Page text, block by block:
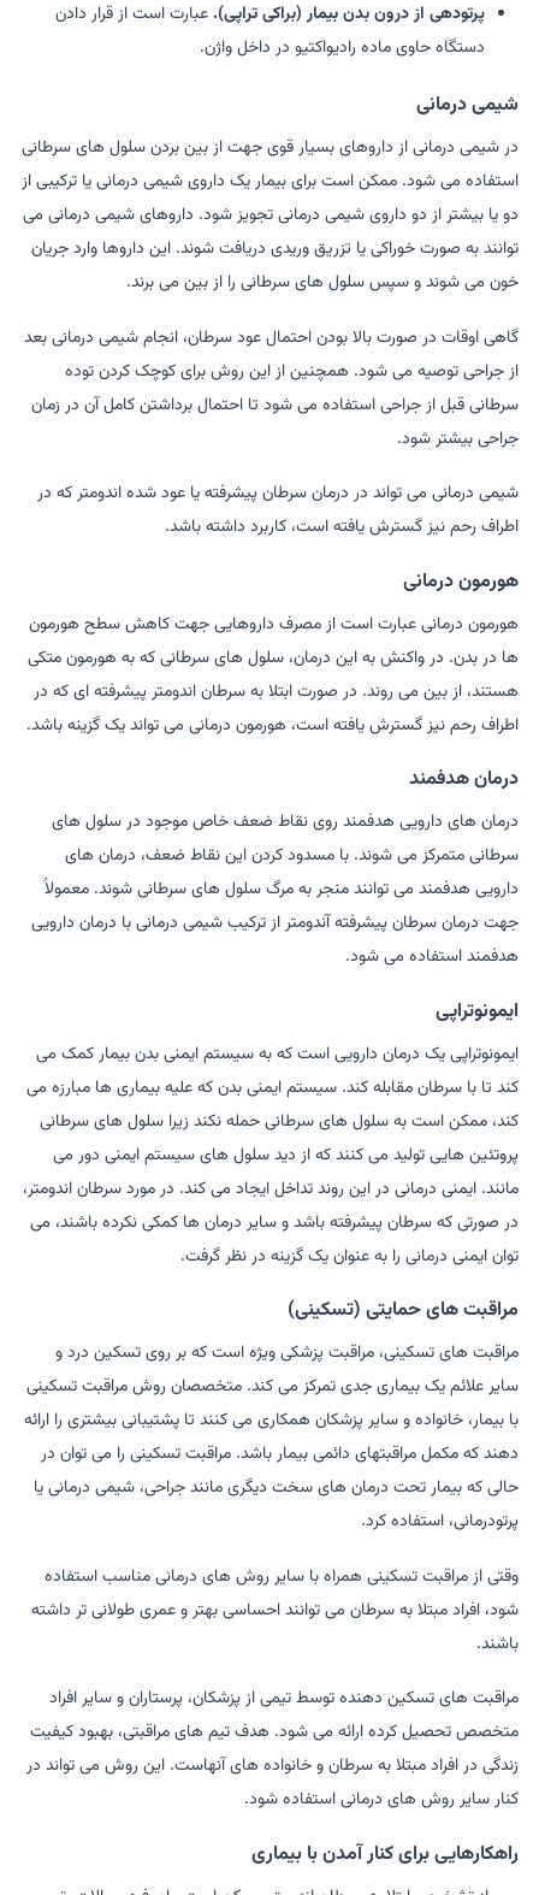
پرتودهی از درون بدن بیمار (براکی تراپی). عبارت است از قرار دادن
دستگاه حاوی ماده رادیواکتیو در داخل واژن.
شیمی درمانی
در شیمی درمانی از داروهای بسیار قوی جهت از بین بردن سلول های سرطانی
استفاده می شود. ممکن است برای بیمار یک داروی شیمی درمانی یا ترکیبی از
دو یا بیشتر از دو داروی شیمی درمانی تجویز شود. داروهای شیمی درمانی می
توانند به صورت خوراکی یا تزریق وریدی دریافت شوند. این داروها وارد جریان
خون می شوند و سپس سلول های سرطانی را از بین می برند.
گاهی اوقات در صورت بالا بودن احتمال عود سرطان، انجام شیمی درمانی بعد
از جراحی توصیه می شود. همچنین از این روش برای کوچک کردن توده
سرطانی قبل از جراحی استفاده می شود تا احتمال برداشتن کامل آن در زمان
جراحی بیشتر شود.
شیمی درمانی می تواند در درمان سرطان پیشرفته یا عود شده اندومتر که در
اطراف رحم نیز گسترش یافته است، کاربرد داشته باشد.
هورمون درمانی
هورمون درمانی عبارت است از مصرف داروهایی جهت کاهش سطح هورمون
ها در بدن. در واکنش به این درمان، سلول های سرطانی که به هورمون متکی
هستند، از بین می روند. در صورت ابتلا به سرطان اندومتر پیشرفته ای که در
اطراف رحم نیز گسترش یافته است، هورمون درمانی می تواند یک گزینه باشد.
درمان هدفمند
درمان های دارویی هدفمند روی نقاط ضعف خاص موجود در سلول های
سرطانی متمرکز می شوند. با مسدود کردن این نقاط ضعف، درمان های
دارویی هدفمند می توانند منجر به مرگ سلول های سرطانی شوند. معمولاً
جهت درمان سرطان پیشرفته آندومتر از ترکیب شیمی درمانی با درمان دارویی
هدفمند استفاده می شود.
ایمونوتراپی
ایمونوتراپی یک درمان دارویی است که به سیستم ایمنی بدن بیمار کمک می
کند تا با سرطان مقابله کند. سیستم ایمنی بدن که علیه بیماری ها مبارزه می
کند، ممکن است به سلول های سرطانی حمله نکند زیرا سلول های سرطانی
پروتئین هایی تولید می کنند که از دید سلول های سیستم ایمنی دور می
مانند. ایمنی درمانی در این روند تداخل ایجاد می کند. در مورد سرطان اندومتر،
در صورتی که سرطان پیشرفته باشد و سایر درمان ها کمکی نکرده باشند، می
توان ایمنی درمانی را به عنوان یک گزینه در نظر گرفت.
مراقبت های حمایتی (تسکینی)
مراقبت های تسکینی، مراقبت پزشکی ویژه است که بر روی تسکین درد و
سایر علائم یک بیماری جدی تمرکز می کند. متخصصان روش مراقبت تسکینی
با بیمار، خانواده و سایر پزشکان همکاری می کنند تا پشتیبانی بیشتری را ارائه
دهند که مکمل مراقبتهای دائمی بیمار باشد. مراقبت تسکینی را می توان در
حالی که بیمار تحت درمان های سخت دیگری مانند جراحی، شیمی درمانی یا
پرتودرمانی، استفاده کرد.
وقتی از مراقبت تسکینی همراه با سایر روش های درمانی مناسب استفاده
شود، افراد مبتلا به سرطان می توانند احساسی بهتر و عمری طولانی تر داشته
باشند.
مراقبت های تسکین دهنده توسط تیمی از پزشکان، پرستاران و سایر افراد
متخصص تحصیل کرده ارائه می شود. هدف تیم های مراقبتی، بهبود کیفیت
زندگی در افراد مبتلا به سرطان و خانواده های آنهاست. این روش می تواند در
کنار سایر روش های درمانی استفاده شود.
راهکارهایی برای کنار آمدن با بیماری